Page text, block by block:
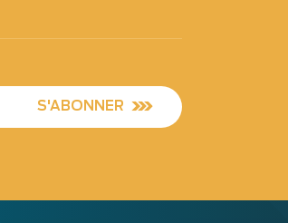
S'ABONNER